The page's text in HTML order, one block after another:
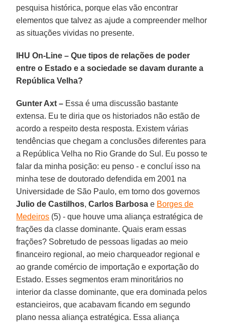
pesquisa histórica, porque elas vão encontrar
elementos que talvez as ajude a compreender melhor
as situações vividas no presente.
IHU On-Line – Que tipos de relações de poder
entre o Estado e a sociedade se davam durante a
República Velha?
Gunter Axt – Essa é uma discussão bastante
extensa. Eu te diria que os historiados não estão de
acordo a respeito desta resposta. Existem várias
tendências que chegam a conclusões diferentes para
a República Velha no Rio Grande do Sul. Eu posso te
falar da minha posição: eu penso - e concluí isso na
minha tese de doutorado defendida em 2001 na
Universidade de São Paulo, em torno dos governos
Julio de Castilhos,Carlos Barbosa e Borges de
Medeiros (5) - que houve uma aliança estratégica de
frações da classe dominante. Quais eram essas
frações? Sobretudo de pessoas ligadas ao meio
financeiro regional, ao meio charqueador regional e
ao grande comércio de importação e exportação do
Estado. Esses segmentos eram minoritários no
interior da classe dominante, que era dominada pelos
estancieiros, que acabavam ficando em segundo
plano nessa aliança estratégica. Essa aliança